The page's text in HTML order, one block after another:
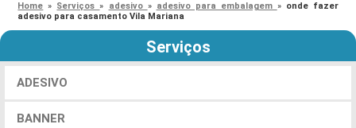
Home » Serviços» adesivo » adesivo para embalagem » onde fazer
adesivo para casamento Vila Mariana
Serviços
ADESIVO
BANNER